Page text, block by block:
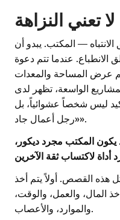
تعني النزاهة
— المكتب. يبدو أن
عندما تتم دعوة
عرض المساحة والمعدات
الواسعة، تظهر لدى
ليس شخصاً عشوائياً، بل
«رجل أعمال جاد».
يكون المكتب مجرد ديكور،
هذه القصص. أولاً يتم أخذ
المال، والعمل، والوقت،